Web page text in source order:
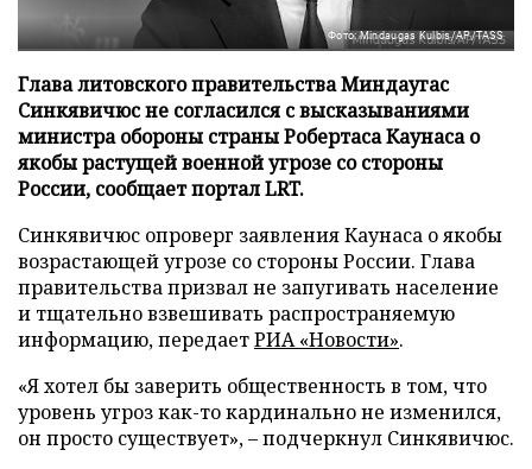
Фото: Mindaugas Kulbis/AP/TASS
Глава литовского правительства Миндаугас
Синкявичюс не согласился с высказываниями
министра обороны страны Робертаса Каунаса о
якобы растущей военной угрозе со стороны
России, сообщает портал LRT.
Синкявичюс опроверг заявления Каунаса о якобы
возрастающей угрозе со стороны России. Глава
правительства призвал не запугивать население
и тщательно взвешивать распространяемую
информацию, передаетРИА «Новости».
«Я хотел бы заверить общественность в том, что
уровень угроз как-то кардинально не изменился,
он просто существует», – подчеркнул Синкявичюс.